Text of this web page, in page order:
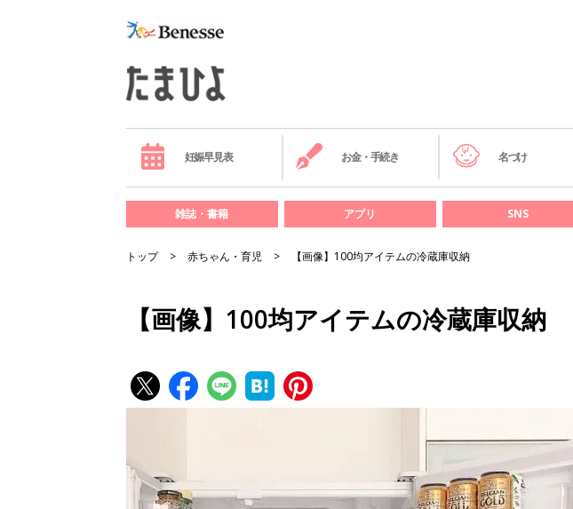
妊娠早見表 お金・手続き 名づけ
雑誌・書籍 アプリ SNS
トップ 赤ちゃん・育児 【画像】100均アイテムの冷蔵庫収納
【画像】100均アイテムの冷蔵庫収納